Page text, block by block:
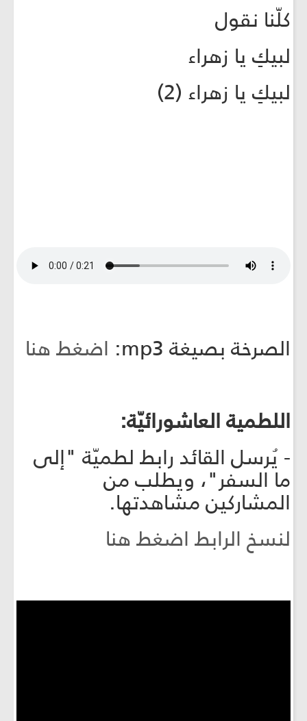
كلّنا نقول
لبيكِ يا زهراء
لبيكِ يا زهراء (2)
الصرخة بصيغة mp3: اضغط هنا
اللطمية العاشورائيّة:
- يُرسل القائد رابط لطميّة "إلى
ما السفر"، ويطلب من
المشاركين مشاهدتها.
لنسخ الرابط اضغط هنا